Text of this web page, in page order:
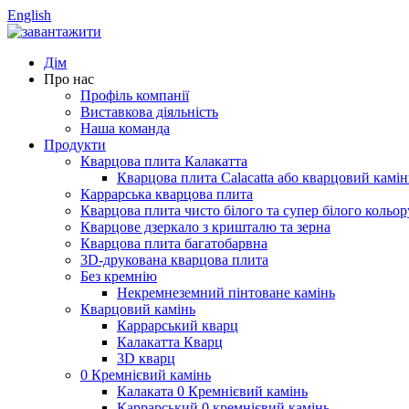
English
Дім
Про нас
Профіль компанії
Виставкова діяльність
Наша команда
Продукти
Кварцова плита Калакатта
Кварцова плита Calacatta або кварцовий
Каррарська кварцова плита
Кварцова плита чисто білого та супер білого
Кварцове дзеркало з кришталю та зерна
Кварцова плита багатобарвна
3D-друкована кварцова плита
Без кремнію
Некремнеземний пінтоване камінь
Кварцовий камінь
Каррарський кварц
Калакатта Кварц
3D кварц
0 Кремнієвий камінь
Калаката 0 Кремнієвий камінь